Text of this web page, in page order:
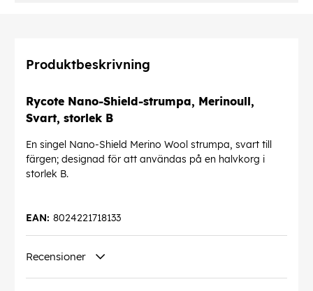
Produktbeskrivning
Rycote Nano-Shield-strumpa, Merinoull,
Svart, storlek B
En singel Nano-Shield Merino Wool strumpa, svart till
färgen; designad för att användas på en halvkorg i
storlek B.
8024221718133
EAN:
Recensioner